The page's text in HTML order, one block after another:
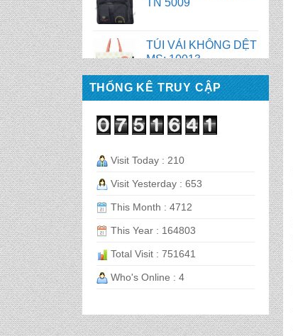
MS: 10012
TÚI VẢI KHÔNG DỆT
MS : 10010
MS: 10009
BALO LAPTOP MS :
CẶP HỌC SINH MS:
TN 5014
CẶP HỌC SINH MS:
TN 5008
THỐNG KÊ TRUY CẬP
Visit Today : 210
Visit Yesterday : 653
This Month : 4712
This Year : 164803
Total Visit : 751641
Who's Online : 4